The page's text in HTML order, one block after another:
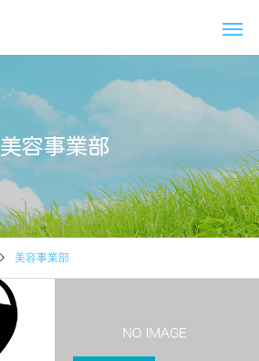
美容事業部
美容事業部